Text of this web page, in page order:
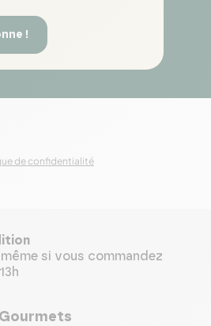
!
de confidentialité
même si vous commandez
Gourmets